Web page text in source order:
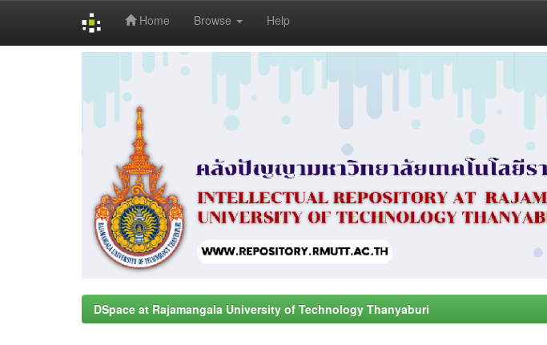
Home Browse Help
DSpace at Rajamangala University of Technology Thanyaburi